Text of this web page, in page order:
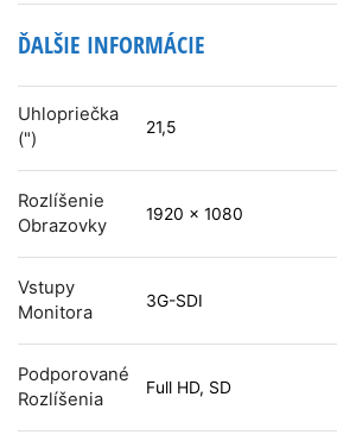
ĎALŠIE INFORMÁCIE
Uhlopriečka
(")
21,5
Rozlíšenie
Obrazovky
1920 x 1080
Vstupy
Monitora
3G-SDI
Podporované
Rozlíšenia
Full HD, SD